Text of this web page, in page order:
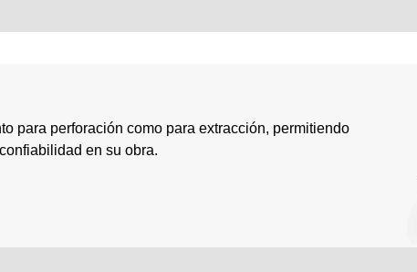
para perforación como para extracción, permitiendo
en su obra.